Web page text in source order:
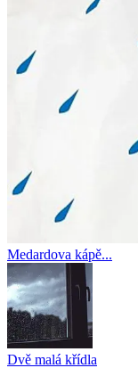
Medardova kápě...
Dvě malá křídla